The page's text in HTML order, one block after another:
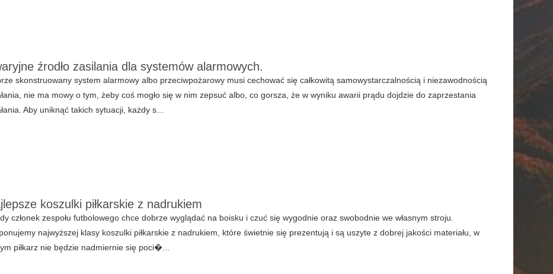
źrodło zasilania dla systemów alarmowych.
skonstruowany system alarmowy albo przeciwpożarowy musi cechować się całkowitą samowystarczalnością i niezawodnością
nie ma mowy o tym, żeby coś mogło się w nim zepsuć albo, co gorsza, że w wyniku awarii prądu dojdzie do zaprzestania
Aby uniknąć takich sytuacji, każdy s...
koszulki piłkarskie z nadrukiem
członek zespołu futbolowego chce dobrze wyglądać na boisku i czuć się wygodnie oraz swobodnie we własnym stroju.
najwyższej klasy koszulki piłkarskie z nadrukiem, które świetnie się prezentują i są uszyte z dobrej jakości materiału, w
piłkarz nie będzie nadmiernie się poci�...